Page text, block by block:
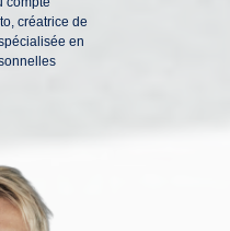
créatrice de
en